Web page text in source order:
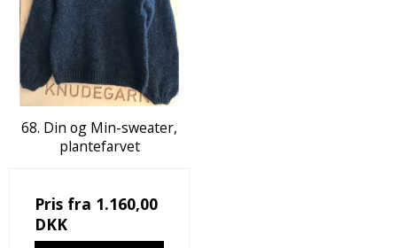
68. Din og Min-sweater,
plantefarvet
Pris fra 1.160,00
DKK